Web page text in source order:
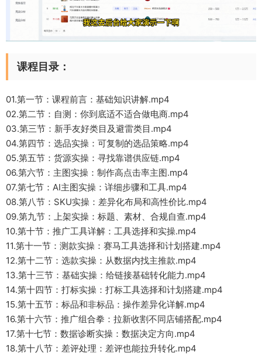
课程目录：
01.第一节：课程前言：基础知识讲解.mp4
02.第二节：自测：你到底适不适合做电商.mp4
03.第三节：新手友好类目及避雷类目.mp4
04.第四节：选品实操：可复制的选品策略.mp4
05.第五节：货源实操：寻找靠谱供应链.mp4
06.第六节：主图实操：制作高点击率主图.mp4
07.第七节：AI主图实操：详细步骤和工具.mp4
08.第八节：SKU实操：差异化布局和高性价比.mp4
09.第九节：上架实操：标题、素材、合规自查.mp4
10.第十节：推广工具详解：工具选择和实操.mp4
11.第十一节：测款实操：赛马工具选择和计划搭建.mp4
12.第十二节：选款实操：从数据内找主推款.mp4
13.第十三节：基础实操：给链接基础转化能力.mp4
14.第十四节：打标实操：打标工具选择和计划搭建.mp4
15.第十五节：标品和非标品：操作差异化详解.mp4
16.第十六节：推广组合拳：拉新收割不同店铺搭配.mp4
17.第十七节：数据诊断实操：数据决定方向.mp4
18.第十八节：差评处理：差评也能拉升转化.mp4